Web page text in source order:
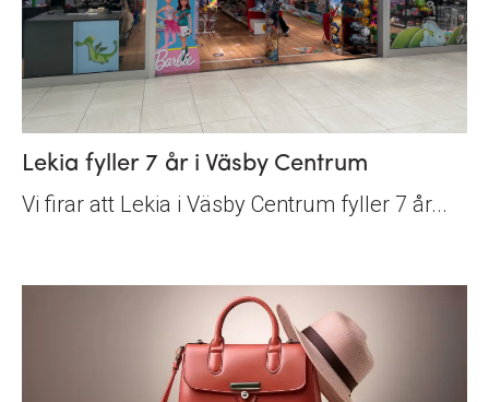
Lekia fyller 7 år i Väsby Centrum
Vi firar att Lekia i Väsby Centrum fyller 7 år...